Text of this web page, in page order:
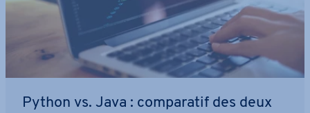
Python vs. Java : com­pa­ra­tif des deux